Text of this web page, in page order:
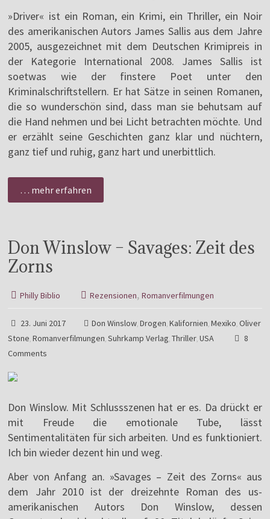
»Driver« ist ein Roman, ein Krimi, ein Thriller, ein Noir
des amerikanischen Autors James Sallis aus dem Jahre
2005, ausgezeichnet mit dem Deutschen Krimipreis in
der Kategorie International 2008. James Sallis ist
soetwas wie der finstere Poet unter den
Kriminalschriftstellern. Er hat Sätze in seinen Romanen,
die so wunderschön sind, dass man sie behutsam auf
die Hand nehmen und bei Licht betrachten möchte. Und
er erzählt seine Geschichten ganz klar und nüchtern,
ganz tief und ruhig, ganz hart und unerbittlich.
… mehr erfahren
Don Winslow – Savages: Zeit des
Zorns
Philly Biblio Rezensionen,Romanverfilmungen
23. Juni 2017 Don Winslow,Drogen,Kalifornien,Mexiko,Oliver
Stone,Romanverfilmungen,Suhrkamp Verlag,Thriller,USA
8
Comments
Don Winslow. Mit Schlussszenen hat er es. Da drückt er
mit Freude die emotionale Tube, lässt
Sentimentalitäten für sich arbeiten. Und es funktioniert.
Ich bin wieder dezent hin und weg.
Aber von Anfang an. »Savages – Zeit des Zorns« aus
dem Jahr 2010 ist der dreizehnte Roman des us-
amerikanischen Autors Don Winslow, dessen